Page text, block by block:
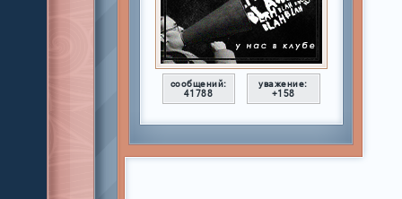
сообщений:
41788
уважение:
+158